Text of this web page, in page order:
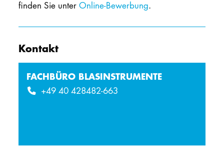
finden Sie unter Online-Bewerbung.
Kontakt
FACHBÜRO BLASINSTRUMENTE
+49 40 428482-663